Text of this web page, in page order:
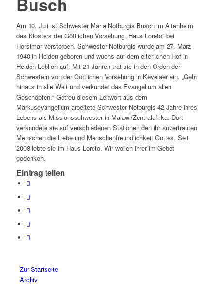
Am 10. Juli ist Schwester Maria Notburgis Busch im Altenheim
des Klosters der Göttlichen Vorsehung „Haus Loreto“ bei
Horstmar verstorben. Schwester Notburgis wurde am 27. März
1940 in Heiden geboren und wuchs auf dem elterlichen Hof in
Heiden-Leblich auf. Mit 21 Jahren trat sie in den Orden der
Schwestern von der Göttlichen Vorsehung in Kevelaer ein. „Geht
hinaus in alle Welt und verkündet das Evangelium allen
Geschöpfen.“ Getreu diesem Leitwort aus dem
Markusevangelium arbeitete Schwester Notburgis 42 Jahre ihres
Lebens als Missionsschwester in Malawi/Zentralafrika. Dort
verkündete sie auf verschiedenen Stationen den ihr anvertrauten
Menschen die Liebe und Menschenfreundlichkeit Gottes. Seit
2008 lebte sie im Haus Loreto. Wir wollen ihrer im Gebet
gedenken.
Eintrag teilen
Zur Startseite
Archiv